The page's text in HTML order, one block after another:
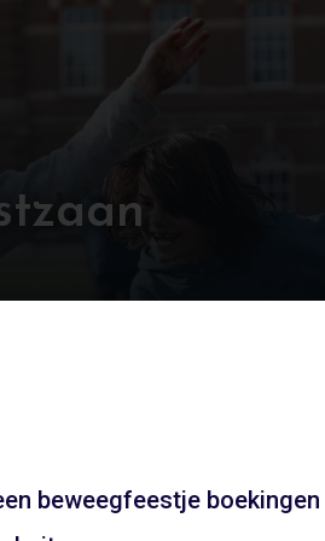
OF
beweegfeestje boekingen